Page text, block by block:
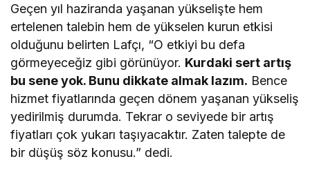
Geçen yıl haziranda yaşanan yükselişte hem
ertelenen talebin hem de yükselen kurun etkisi
olduğunu belirten Lafçı, “O etkiyi bu defa
görmeyeceğiz gibi görünüyor. Kurdaki sert artış
bu sene yok. Bunu dikkate almak lazım. Bence
hizmet fiyatlarında geçen dönem yaşanan yükseliş
yedirilmiş durumda. Tekrar o seviyede bir artış
fiyatları çok yukarı taşıyacaktır. Zaten talepte de
bir düşüş söz konusu.” dedi.